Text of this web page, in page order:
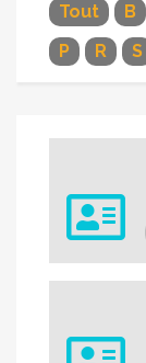
Tout B
P
R S